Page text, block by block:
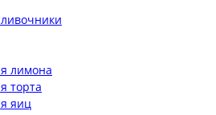
лимона
торта
яиц